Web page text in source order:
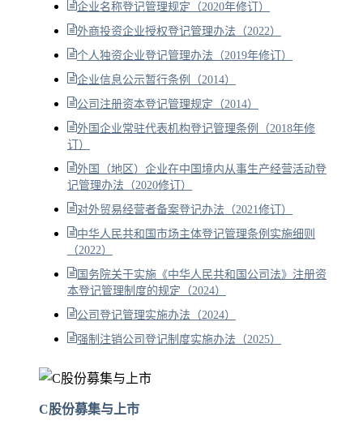
企业名称登记管理规定（2020年修订）
外商投资企业授权登记管理办法（2022）
个人独资企业登记管理办法（2019年修订）
企业信息公示暂行条例（2014）
公司注册资本登记管理规定（2014）
外国企业常驻代表机构登记管理条例（2018年修
订）
外国（地区）企业在中国境内从事生产经营活动登
记管理办法（2020修订）
对外贸易经营者备案登记办法（2021修订）
中华人民共和国市场主体登记管理条例实施细则
（2022）
国务院关于实施《中华人民共和国公司法》注册资
本登记管理制度的规定（2024）
公司登记管理实施办法（2024）
强制注销公司登记制度实施办法（2025）
C股份募集与上市